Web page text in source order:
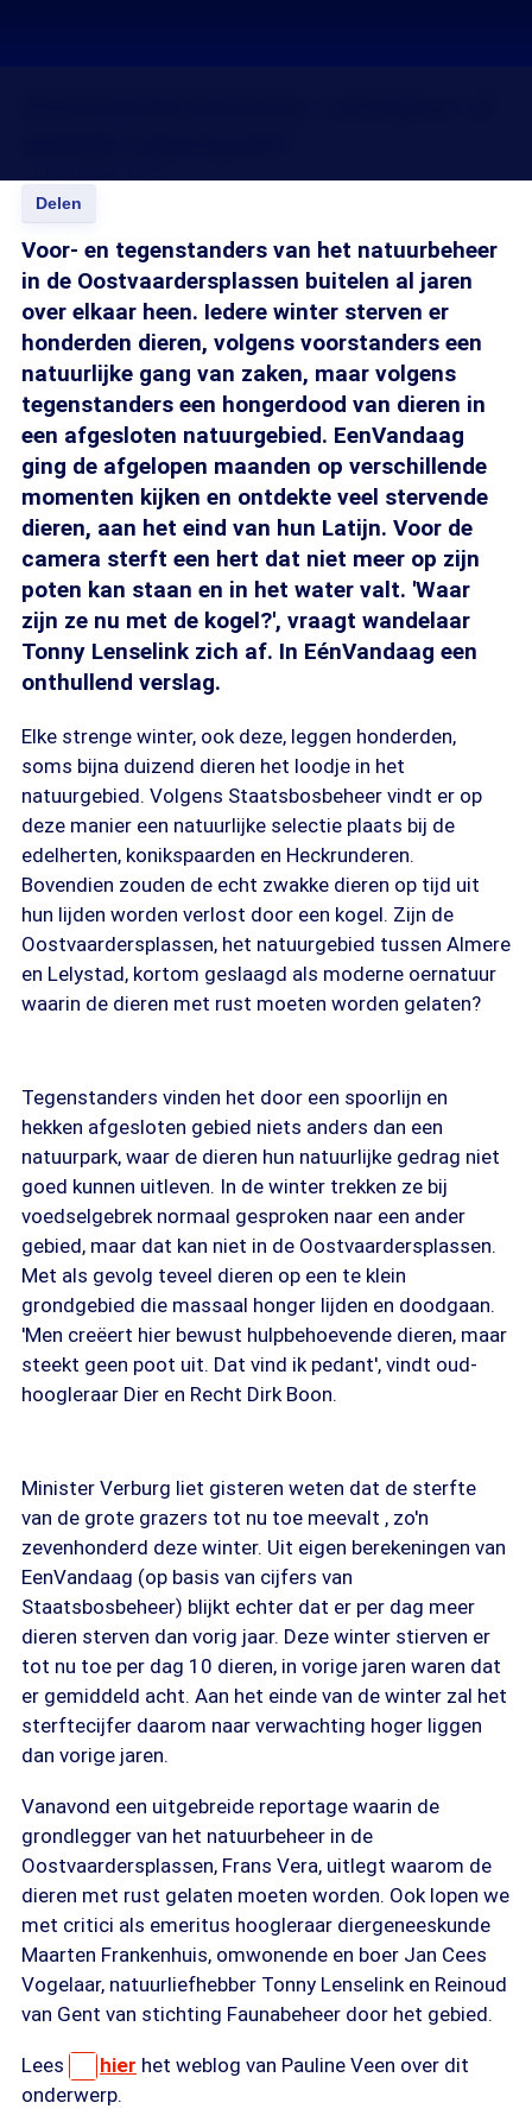
Delen
Voor- en tegenstanders van het natuurbeheer
in de Oostvaardersplassen buitelen al jaren
over elkaar heen. Iedere winter sterven er
honderden dieren, volgens voorstanders een
natuurlijke gang van zaken, maar volgens
tegenstanders een hongerdood van dieren in
een afgesloten natuurgebied. EenVandaag
ging de afgelopen maanden op verschillende
momenten kijken en ontdekte veel stervende
dieren, aan het eind van hun Latijn. Voor de
camera sterft een hert dat niet meer op zijn
poten kan staan en in het water valt. 'Waar
zijn ze nu met de kogel?', vraagt wandelaar
Tonny Lenselink zich af. In EénVandaag een
onthullend verslag.
Elke strenge winter, ook deze, leggen honderden,
soms bijna duizend dieren het loodje in het
natuurgebied. Volgens Staatsbosbeheer vindt er op
deze manier een natuurlijke selectie plaats bij de
edelherten, konikspaarden en Heckrunderen.
Bovendien zouden de echt zwakke dieren op tijd uit
hun lijden worden verlost door een kogel. Zijn de
Oostvaardersplassen, het natuurgebied tussen Almere
en Lelystad, kortom geslaagd als moderne oernatuur
waarin de dieren met rust moeten worden gelaten?
Tegenstanders vinden het door een spoorlijn en
hekken afgesloten gebied niets anders dan een
natuurpark, waar de dieren hun natuurlijke gedrag niet
goed kunnen uitleven. In de winter trekken ze bij
voedselgebrek normaal gesproken naar een ander
gebied, maar dat kan niet in de Oostvaardersplassen.
Met als gevolg teveel dieren op een te klein
grondgebied die massaal honger lijden en doodgaan.
'Men creëert hier bewust hulpbehoevende dieren, maar
steekt geen poot uit. Dat vind ik pedant', vindt oud-
hoogleraar Dier en Recht Dirk Boon.
Minister Verburg liet gisteren weten dat de sterfte
van de grote grazers tot nu toe meevalt , zo'n
zevenhonderd deze winter. Uit eigen berekeningen van
EenVandaag (op basis van cijfers van
Staatsbosbeheer) blijkt echter dat er per dag meer
dieren sterven dan vorig jaar. Deze winter stierven er
tot nu toe per dag 10 dieren, in vorige jaren waren dat
er gemiddeld acht. Aan het einde van de winter zal het
sterftecijfer daarom naar verwachting hoger liggen
dan vorige jaren.
Vanavond een uitgebreide reportage waarin de
grondlegger van het natuurbeheer in de
Oostvaardersplassen, Frans Vera, uitlegt waarom de
dieren met rust gelaten moeten worden. Ook lopen we
met critici als emeritus hoogleraar diergeneeskunde
Maarten Frankenhuis, omwonende en boer Jan Cees
Vogelaar, natuurliefhebber Tonny Lenselink en Reinoud
van Gent van stichting Faunabeheer door het gebied.
Lees hier het weblog van Pauline Veen over dit
onderwerp.